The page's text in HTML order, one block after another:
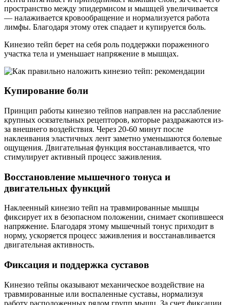
пространство между эпидермисом и мышцей увеличивается
— налаживается кровообращение и нормализуется работа
лимфы. Благодаря этому отек спадает и купируется боль.
Кинезио тейп берет на себя роль поддержки пораженного
участка тела и уменьшает напряжение в мышцах.
Купирование боли
Принцип работы кинезио тейпов направлен на расслабление
крупных осязательных рецепторов, которые раздражаются из-
за внешнего воздействия. Через 20-60 минут после
наклеивания эластичных лент заметно уменьшаются болевые
ощущения. Двигательная функция восстанавливается, что
стимулирует активный процесс заживления.
Восстановление мышечного тонуса и
двигательных функций
Наклеенный кинезио тейп на травмированные мышцы
фиксирует их в безопасном положении, снимает скопившееся
напряжение. Благодаря этому мышечный тонус приходит в
норму, ускоряется процесс заживления и восстанавливается
двигательная активность.
Фиксация и поддержка суставов
Кинезио тейпы оказывают механическое воздействие на
травмированные или воспаленные суставы, нормализуя
работу расположенных рядом групп мышц. За счет фиксации